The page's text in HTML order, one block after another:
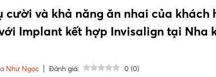
cười và khả năng ăn nhai của khách
Implant kết hợp Invisalign tại Nha
Như Ngọc Đánh giá: 0 (0)